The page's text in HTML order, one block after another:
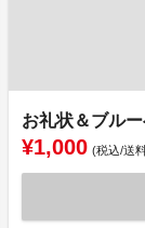
お礼状＆ブル
¥1,000 (税込/送